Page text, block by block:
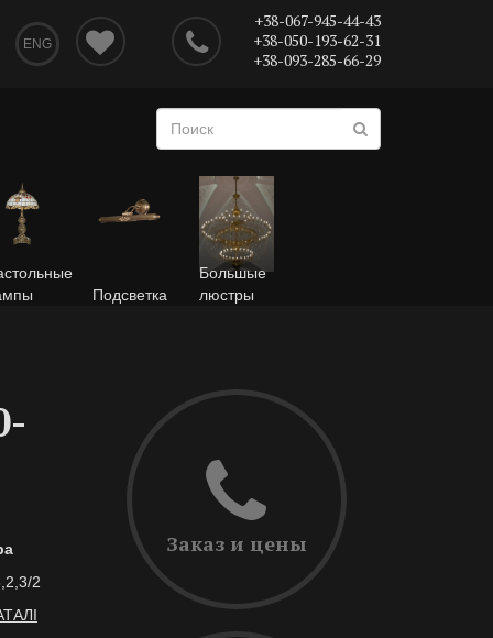
ENG
+38-067-945-44-43
+38-050-193-62-31
+38-093-285-66-29
Подсветка
Большые
люстры
2
Заказ и цены